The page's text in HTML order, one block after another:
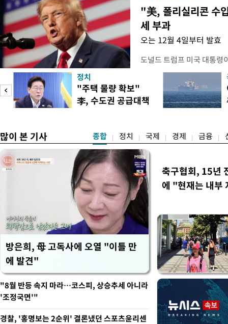
"美, 폴리실리콘 수
세 부과
오는 12월 4일부터 발효
도널드 트럼프 미국 대통령
콘 산업과 공급망을 보호
대통령은 6일(현지 시간)
품 수입에 최저 수입가격제
15%의 종가 관세를 부과
러
정치
"주택 물량 확보"
李, 수도권 공급대책
많이 본 기사 종합 정치 국제 경제 금융
방은희, 母 고독사에 오열 "이틀 만
에 발견"
축구협회, 15년
에 "현재는 내부
"8월 반등 속지 마라…코스피, 상승추세 아니라
'조정국면'"
경찰, '홍명보는 2순위' 결론냈던 스포츠윤리센